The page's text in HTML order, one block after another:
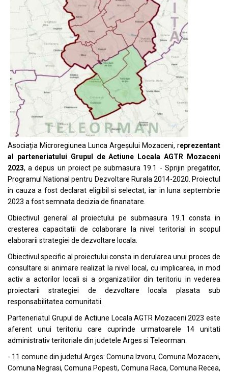
Asociația Microregiunea Lunca Argeșului Mozaceni, reprezentant
al parteneriatului Grupul de Actiune Locala AGTR Mozaceni
2023, a depus un proiect pe submasura 19.1 - Sprijin pregatitor,
Programul National pentru Dezvoltare Rurala 2014-2020. Proiectul
in cauza a fost declarat eligibil si selectat, iar in luna septembrie
2023 a fost semnata decizia de finanatare.
Obiectivul general al proiectului pe submasura 19.1 consta in
cresterea capacitatii de colaborare la nivel teritorial in scopul
elaborarii strategiei de dezvoltare locala.
Obiectivul specific al proiectului consta in derularea unui proces de
consultare si animare realizat la nivel local, cu implicarea, in mod
activ a actorilor locali si a organizatiilor din teritoriu in vederea
proiectarii strategiei de dezvoltare locala plasata sub
responsabilitatea comunitatii.
Parteneriatul Grupul de Actiune Locala AGTR Mozaceni 2023 este
aferent unui teritoriu care cuprinde urmatoarele 14 unitati
administrativ teritoriale din judetele Arges si Teleorman:
- 11 comune din judetul Arges: Comuna Izvoru, Comuna Mozaceni,
Comuna Negrasi, Comuna Popesti, Comuna Raca, Comuna Recea,